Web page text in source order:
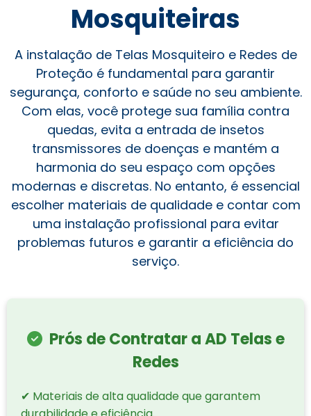
Mosquiteiras
A instalação de Telas Mosquiteiro e Redes de
Proteção é fundamental para garantir
segurança, conforto e saúde no seu ambiente.
Com elas, você protege sua família contra
quedas, evita a entrada de insetos
transmissores de doenças e mantém a
harmonia do seu espaço com opções
modernas e discretas. No entanto, é essencial
escolher materiais de qualidade e contar com
uma instalação profissional para evitar
problemas futuros e garantir a eficiência do
serviço.
Prós de Contratar a AD Telas e
Redes
✔ Materiais de alta qualidade que garantem